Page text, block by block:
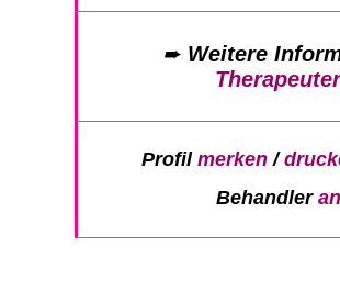
➨ Weitere
Profil merken/
Behandler